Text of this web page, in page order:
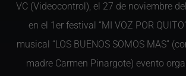
VC (Videocontrol), el 27 de noviembre
en el 1er festival “MI VOZ POR
musical “LOS BUENOS SOMOS MAS”
madre Carmen Pinargote) evento